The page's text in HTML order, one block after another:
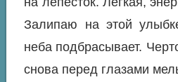
Залипаю на этой
неба подбрасывает.
снова перед глазами